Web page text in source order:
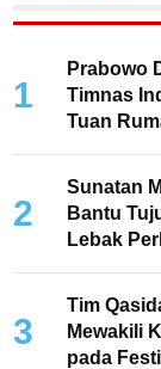
1
Prabowo
Timnas
Tuan
2
Sunatan
Bantu
Lebak
3
Tim
Mewakili
pada